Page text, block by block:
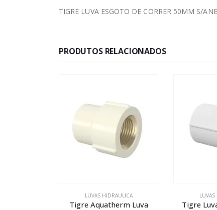
TIGRE LUVA ESGOTO DE CORRER 50MM S/
PRODUTOS RELACIONADOS
LUVAS HIDRAULICA
Tigre Luva Roscavel 3/4 Tigre